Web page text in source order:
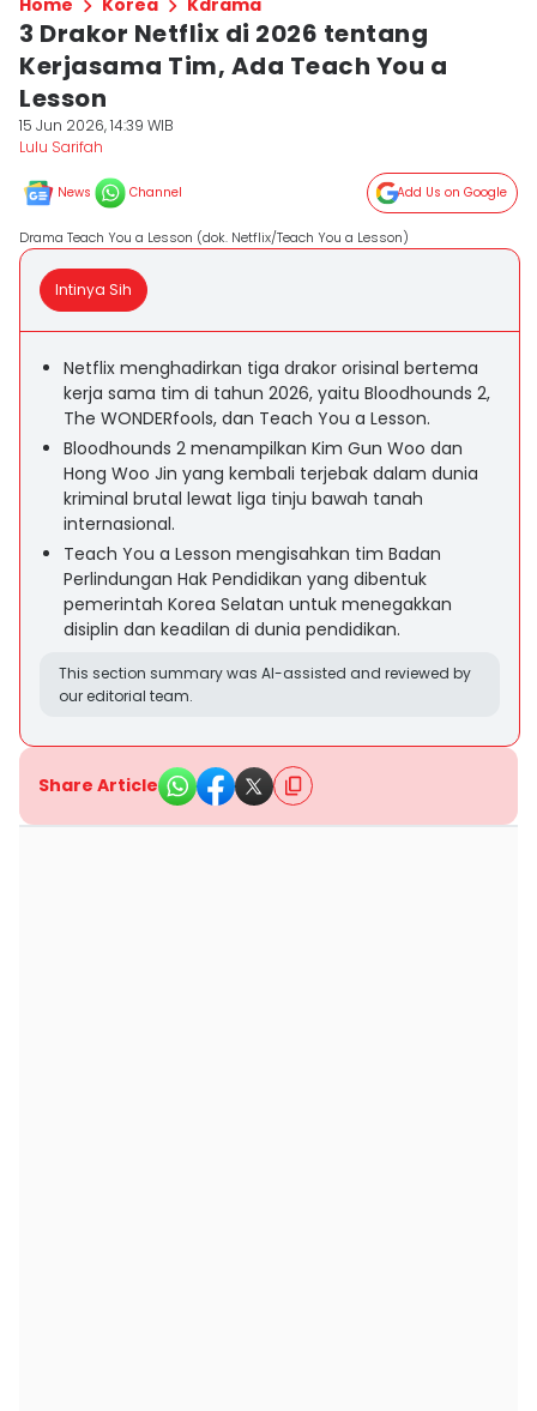
Home Korea Kdrama
3 Drakor Netflix di 2026 tentang
Kerjasama Tim, Ada Teach You a
Lesson
15 Jun 2026, 14:39 WIB
Lulu Sarifah
News Channel Add Us on Google
Drama Teach You a Lesson (dok. Netflix/Teach You a Lesson)
Intinya Sih
Netflix menghadirkan tiga drakor orisinal bertema
kerja sama tim di tahun 2026, yaitu Bloodhounds 2,
The WONDERfools, dan Teach You a Lesson.
Bloodhounds 2 menampilkan Kim Gun Woo dan
Hong Woo Jin yang kembali terjebak dalam dunia
kriminal brutal lewat liga tinju bawah tanah
internasional.
Teach You a Lesson mengisahkan tim Badan
Perlindungan Hak Pendidikan yang dibentuk
pemerintah Korea Selatan untuk menegakkan
disiplin dan keadilan di dunia pendidikan.
This section summary was AI-assisted and reviewed by
our editorial team.
Share Article